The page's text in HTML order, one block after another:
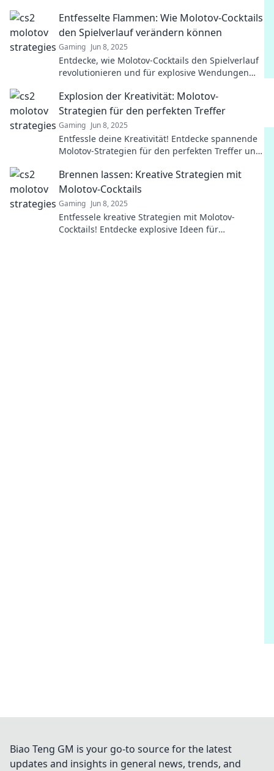
Entfesselte Flammen: Wie Molotov-Cocktails
den Spielverlauf verändern können
Gaming Jun 8, 2025
Entdecke, wie Molotov-Cocktails den Spielverlauf
revolutionieren und für explosive Wendungen
Explosion der Kreativität: Molotov-
Strategien für den perfekten Treffer
Gaming Jun 8, 2025
Entfessle deine Kreativität! Entdecke spannende
Molotov-Strategien für den perfekten Treffer und
Brennen lassen: Kreative Strategien mit
Molotov-Cocktails
Gaming Jun 8, 2025
Entfessele kreative Strategien mit Molotov-
Cocktails! Entdecke explosive Ideen für
Biao Teng GM is your go-to source for the latest
updates and insights in general news, trends, and